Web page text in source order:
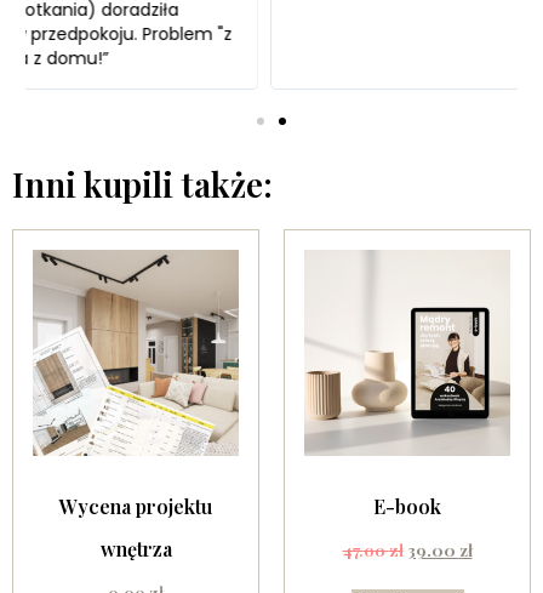
Inni kupili także:
Wycena projektu
wnętrza
E-book
47.00zł 39.00 zł